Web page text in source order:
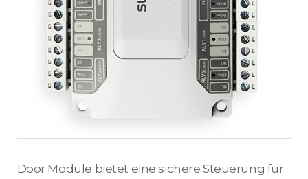
Door Module bietet eine sichere Steuerung für